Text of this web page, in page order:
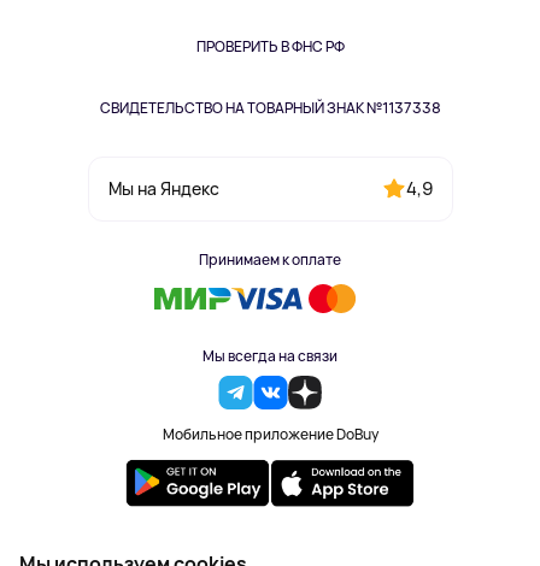
ПРОВЕРИТЬ В ФНС РФ
СВИДЕТЕЛЬСТВО НА ТОВАРНЫЙ ЗНАК №1137338
Мы на Яндекс 4,9
Принимаем к оплате
Мы всегда на связи
Мобильное приложение DoBuy
Одежда и аксессуары
2023-2026 © DoBuy. Все права защищены